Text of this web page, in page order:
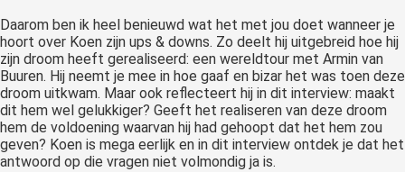
Daarom ben ik heel benieuwd wat het met jou doet wanneer je
hoort over Koen zijn ups & downs. Zo deelt hij uitgebreid hoe hij
zijn droom heeft gerealiseerd: een wereldtour met Armin van
Buuren. Hij neemt je mee in hoe gaaf en bizar het was toen deze
droom uitkwam. Maar ook reflecteert hij in dit interview: maakt
dit hem wel gelukkiger? Geeft het realiseren van deze droom
hem de voldoening waarvan hij had gehoopt dat het hem zou
geven? Koen is mega eerlijk en in dit interview ontdek je dat het
antwoord op die vragen niet volmondig ja is.